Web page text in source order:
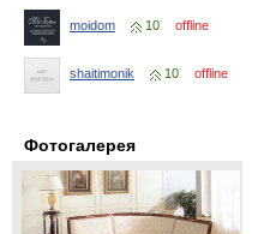
moidom 10 offline
shaitimonik 10 offline
Фотогалерея